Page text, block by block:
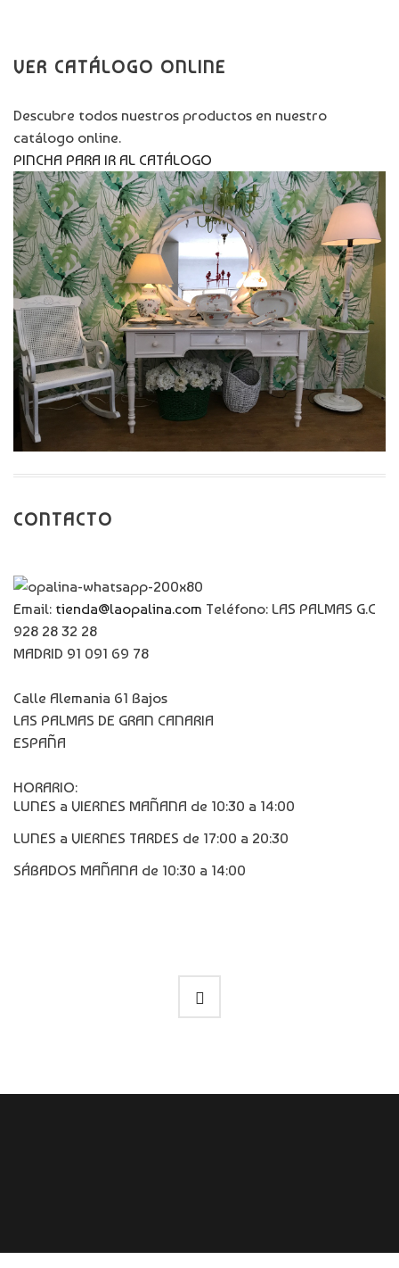
VER CATÁLOGO ONLINE
Descubre todos nuestros productos en nuestro
catálogo online.
PINCHA PARA IR AL CATÁLOGO
CONTACTO
Email: tienda@laopalina.com Teléfono: LAS PALMAS G.C
928 28 32 28
MADRID 91 091 69 78
Calle Alemania 61 Bajos
LAS PALMAS DE GRAN CANARIA
ESPAÑA
HORARIO:
LUNES a VIERNES MAÑANA de 10:30 a 14:00
LUNES a VIERNES TARDES de 17:00 a 20:30
SÁBADOS MAÑANA de 10:30 a 14:00